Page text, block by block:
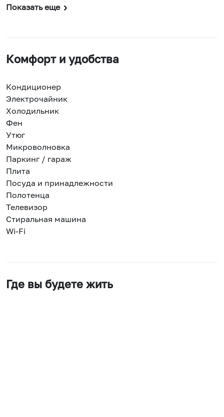
Показать еще
Комфорт и удобства
Кондиционер
Электрочайник
Холодильник
Фен
Утюг
Микроволновка
Паркинг / гараж
Плита
Посуда и принадлежности
Полотенца
Телевизор
Стиральная машина
Wi-Fi
Где вы будете жить